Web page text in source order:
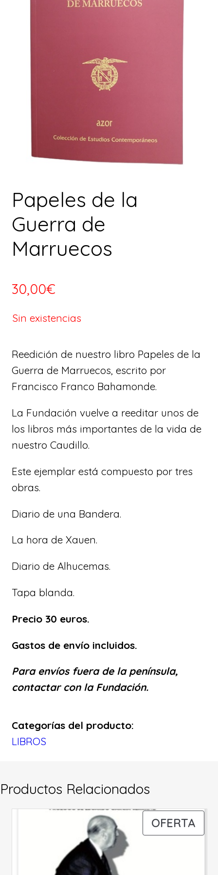
Papeles de la
Guerra de
Marruecos
30,00€
Sin existencias
Reedición de nuestro libro Papeles de la
Guerra de Marruecos, escrito por
Francisco Franco Bahamonde.
La Fundación vuelve a reeditar unos de
los libros más importantes de la vida de
nuestro Caudillo.
Este ejemplar está compuesto por tres
obras.
Diario de una Bandera.
La hora de Xauen.
Diario de Alhucemas.
Tapa blanda.
Precio 30 euros.
Gastos de envío incluidos.
Para envíos fuera de la península,
contactar con la Fundación.
Categorías del producto:
LIBROS
Productos Relacionados
OFERTA
EN